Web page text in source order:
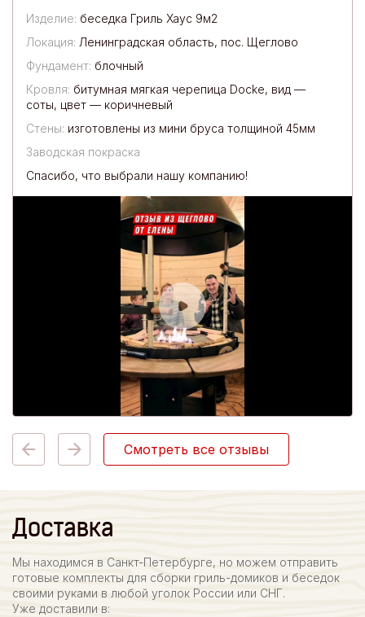
Изделие: беседка Гриль Хаус 9м2
Локация: Ленинградская область, пос. Щеглово
Фундамент: блочный
Кровля: битумная мягкая черепица Docke, вид —
соты, цвет — коричневый
Стены: изготовлены из мини бруса толщиной 45мм
Заводская покраска
Спасибо, что выбрали нашу компанию!
Смотреть все отзывы
Доставка
Мы находимся в Санкт-Петербурге, но можем отправить
готовые комплекты для сборки гриль-домиков и беседок
своими руками в любой уголок России или СНГ.
Уже доставили в: